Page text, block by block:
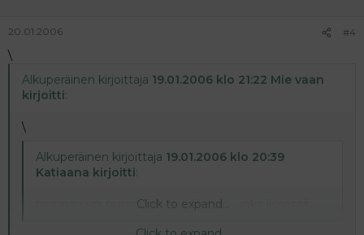
20.01.2006 #4
\
Alkuperäinen kirjoittaja 19.01.2006 klo 21:22 Mie vaan
kirjoitti:
\
Alkuperäinen kirjoittaja 19.01.2006 klo 20:39
Katiaana kirjoitti:
mannaryyni pussin kyljessä löytyy..... joka ikisessä.
Click to expand...